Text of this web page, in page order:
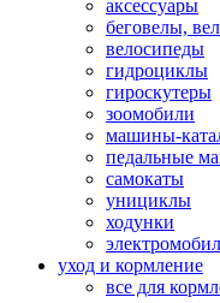
аксессуары
беговелы,
велосипеды
гидроциклы
гироскутеры
зоомобили
машины-
педальные
самокаты
унициклы
ходунки
уход и кормление
все для